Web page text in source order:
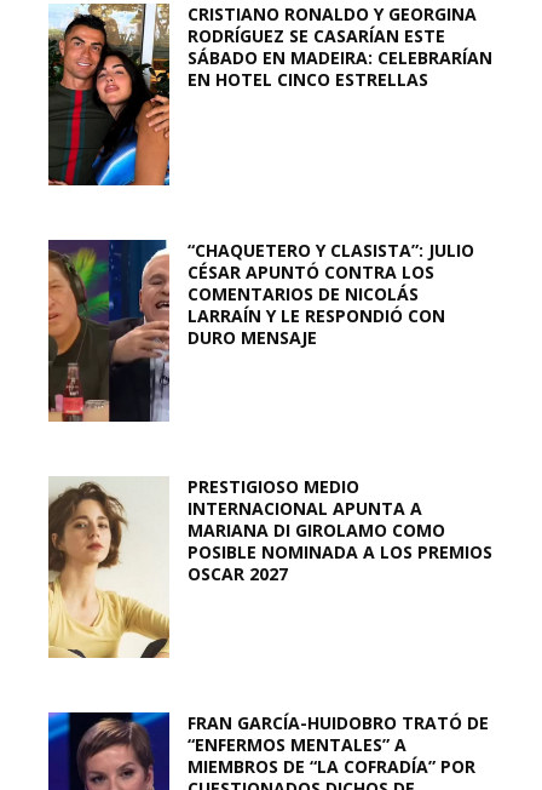
CRISTIANO RONALDO Y GEORGINA
RODRÍGUEZ SE CASARÍAN ESTE
SÁBADO EN MADEIRA: CELEBRARÍAN
EN HOTEL CINCO ESTRELLAS
“CHAQUETERO Y CLASISTA”: JULIO
CÉSAR APUNTÓ CONTRA LOS
COMENTARIOS DE NICOLÁS
LARRAÍN Y LE RESPONDIÓ CON
DURO MENSAJE
PRESTIGIOSO MEDIO
INTERNACIONAL APUNTA A
MARIANA DI GIROLAMO COMO
POSIBLE NOMINADA A LOS PREMIOS
OSCAR 2027
FRAN GARCÍA-HUIDOBRO TRATÓ DE
“ENFERMOS MENTALES” A
MIEMBROS DE “LA COFRADÍA” POR